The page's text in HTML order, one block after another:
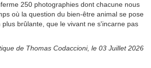
250 photographies dont chacune nous
où la question du bien-être animal se pose
brûlante, que le vivant ne s'incarne pas
de Thomas Codaccioni, le 03 Juillet 2026